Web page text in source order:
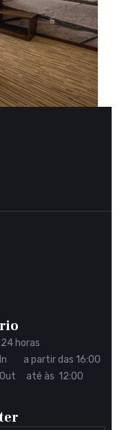
horas
a partir das 16:00
até às 12:00